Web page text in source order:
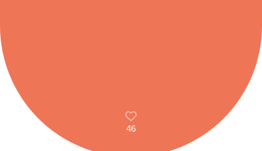
46